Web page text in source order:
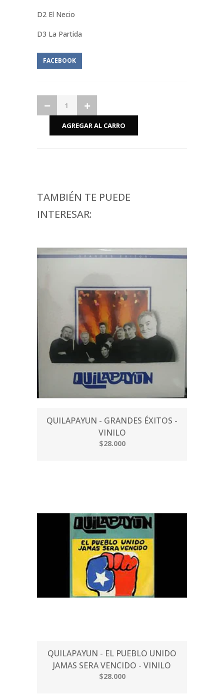
D2 El Necio
D3 La Partida
FACEBOOK
TAMBIÉN TE PUEDE
INTERESAR:
QUILAPAYUN - GRANDES ÉXITOS -
VINILO
$28.000
QUILAPAYUN - EL PUEBLO UNIDO
JAMAS SERA VENCIDO - VINILO
$28.000